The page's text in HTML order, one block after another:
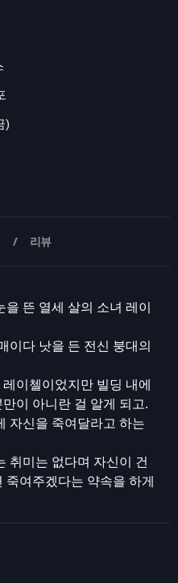
)
리뷰
뜬 열세 살의 소녀 레이
이다 낫을 든 전신 붕대의
이첼이었지만 빌딩 내에
이 아니란 걸 알게 되고.
자신을 죽여달라고 하는
취미는 없다며 자신이 건
여주겠다는 약속을 하게